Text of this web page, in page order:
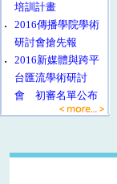
培訓計畫
‧
2016傳播學院學術
研討會搶先報
‧
2016新媒體與跨平
台匯流學術研討
會 初審名單公布